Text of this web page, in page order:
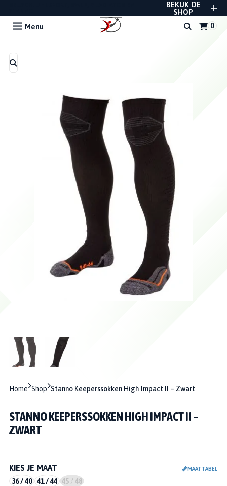
BEKIJK DE
SHOP
Menu
Home Shop Stanno Keeperssokken High Impact II – Zwart
STANNO KEEPERSSOKKEN HIGH IMPACT II –
ZWART
KIES JE MAAT MAATTABEL
36 / 40 41 / 44 45 / 48